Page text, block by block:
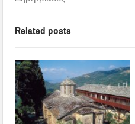
Related posts